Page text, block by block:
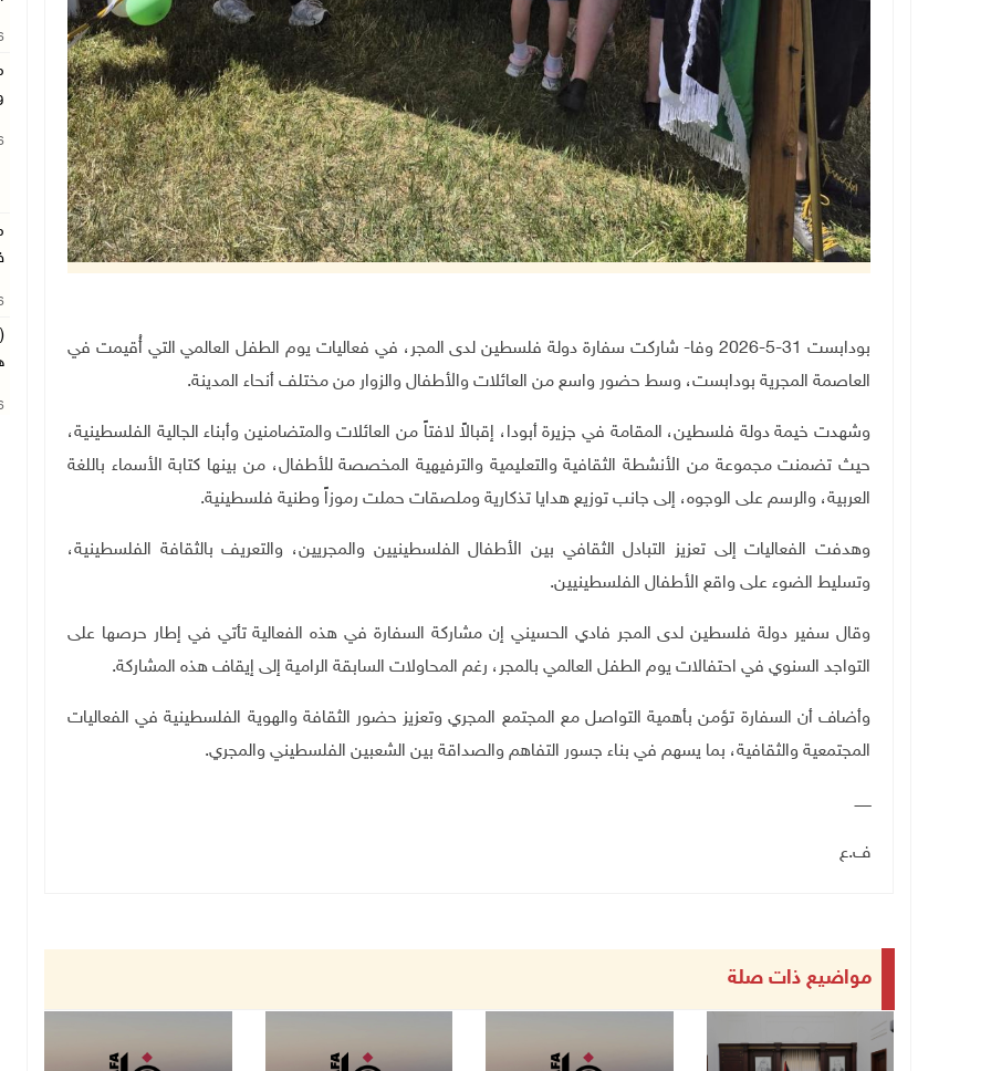
بودابست 31-5-2026 وفا- شاركت سفارة دولة فلسطين لدى المجر، في فعاليات يوم الطفل العالمي التي أُقيمت في
العاصمة المجرية بودابست، وسط حضور واسع من العائلات والأطفال والزوار من مختلف أنحاء المدينة.
وشهدت خيمة دولة فلسطين، المقامة في جزيرة أبودا، إقبالاً لافتاً من العائلات والمتضامنين وأبناء الجالية الفلسطينية،
حيث تضمنت مجموعة من الأنشطة الثقافية والتعليمية والترفيهية المخصصة للأطفال، من بينها كتابة الأسماء باللغة
العربية، والرسم على الوجوه، إلى جانب توزيع هدايا تذكارية وملصقات حملت رموزاً وطنية فلسطينية.
وهدفت الفعاليات إلى تعزيز التبادل الثقافي بين الأطفال الفلسطينيين والمجريين، والتعريف بالثقافة الفلسطينية،
وتسليط الضوء على واقع الأطفال الفلسطينيين.
وقال سفير دولة فلسطين لدى المجر فادي الحسيني إن مشاركة السفارة في هذه الفعالية تأتي في إطار حرصها على
التواجد السنوي في احتفالات يوم الطفل العالمي بالمجر، رغم المحاولات السابقة الرامية إلى إيقاف هذه المشاركة.
وأضاف أن السفارة تؤمن بأهمية التواصل مع المجتمع المجري وتعزيز حضور الثقافة والهوية الفلسطينية في الفعاليات
المجتمعية والثقافية، بما يسهم في بناء جسور التفاهم والصداقة بين الشعبين الفلسطيني والمجري.
ـــــــ
ف.ع
مواضيع ذات صلة